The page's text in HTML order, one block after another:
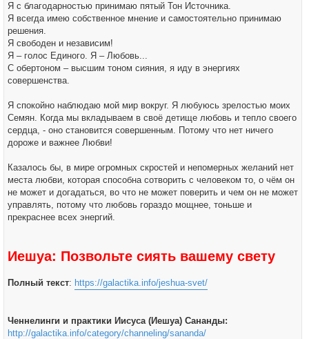
Я с благодарностью принимаю пятый Тон Источника.
Я всегда имею собственное мнение и самостоятельно принимаю
решения.
Я свободен и независим!
Я – голос Единого. Я – Любовь...
С обертоном – высшим тоном сияния, я иду в энергиях
совершенства.
Я спокойно наблюдаю мой мир вокруг. Я любуюсь зрелостью моих
Семян. Когда мы вкладываем в своё детище любовь и тепло своего
сердца, - оно становится совершенным. Потому что нет ничего
дороже и важнее Любви!
Казалось бы, в мире огромных скростей и непомерных желаний нет
места любви, которая способна сотворить с человеком то, о чём он
не может и догадаться, во что не может поверить и чем он не может
управлять, потому что любовь гораздо мощнее, тоньше и
прекраснее всех энергий.
Иешуа: Позвольте сиять вашему свету
Полный текст: https://galactika.info/jeshua-svet/
Ченнелинги и практики Иисуса (Иешуа) Сананды:
http://galactika.info/category/channeling/sananda/